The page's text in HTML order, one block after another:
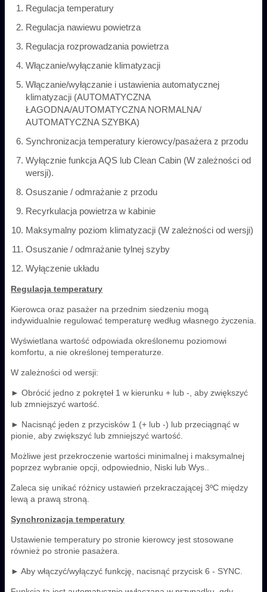
Regulacja temperatury
Regulacja nawiewu powietrza
Regulacja rozprowadzania powietrza
Włączanie/wyłączanie klimatyzacji
Włączanie/wyłączanie i ustawienia automatycznej
klimatyzacji (AUTOMATYCZNA
ŁAGODNA/AUTOMATYCZNA NORMALNA/
AUTOMATYCZNA SZYBKA)
Synchronizacja temperatury kierowcy/pasażera z przodu
Wyłącznie funkcja AQS lub Clean Cabin (W zależności od
wersji).
Osuszanie / odmrażanie z przodu
Recyrkulacja powietrza w kabinie
Maksymalny poziom klimatyzacji (W zależności od wersji)
Osuszanie / odmrażanie tylnej szyby
Wyłączenie układu
Regulacja temperatury
Kierowca oraz pasażer na przednim siedzeniu mogą
indywidualnie regulować temperaturę według własnego życzenia.
Wyświetlana wartość odpowiada określonemu poziomowi
komfortu, a nie określonej temperaturze.
W zależności od wersji:
► Obrócić jedno z pokręteł 1 w kierunku + lub -, aby zwiększyć
lub zmniejszyć wartość.
► Nacisnąć jeden z przycisków 1 (+ lub -) lub przeciągnąć w
pionie, aby zwiększyć lub zmniejszyć wartość.
Możliwe jest przekroczenie wartości minimalnej i maksymalnej
poprzez wybranie opcji, odpowiednio, Niski lub Wys..
Zaleca się unikać różnicy ustawień przekraczającej 3ºC między
lewą a prawą stroną.
Synchronizacja temperatury
Ustawienie temperatury po stronie kierowcy jest stosowane
również po stronie pasażera.
► Aby włączyć/wyłączyć funkcję, nacisnąć przycisk 6 - SYNC.